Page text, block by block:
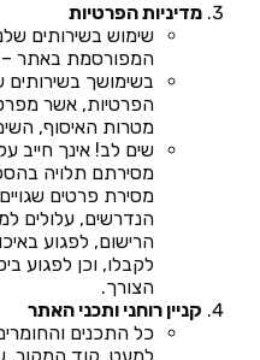
מדיניות הפרטיות
שימוש בשירותים
המפורסמת באתר –
בשימושך בשירותים
הפרטיות, אשר
מטרות האיסוף,
שים לב! אינך חייב
מסירתם תלויה
מסירת פרטים
הנדרשים, עלולים
הרישום, לפגוע
לקבלו, וכן לפגוע
הצורך.
קניין רוחני ותכני האתר
כל התכנים